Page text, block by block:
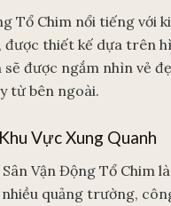
Tổ Chim nổi tiếng với
được thiết kế dựa trên
sẽ được ngắm nhìn vẻ
từ bên ngoài.
Vực Xung Quanh
Vận Động Tổ Chim
quảng trường,